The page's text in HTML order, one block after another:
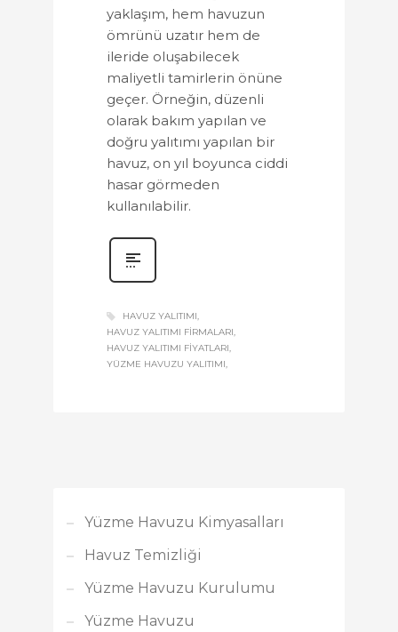
yaklaşım, hem havuzun
ömrünü uzatır hem de
ileride oluşabilecek
maliyetli tamirlerin önüne
geçer. Örneğin, düzenli
olarak bakım yapılan ve
doğru yalıtımı yapılan bir
havuz, on yıl boyunca ciddi
hasar görmeden
kullanılabilir.
HAVUZ YALITIMI
HAVUZ YALITIMI FIRMALARI
HAVUZ YALITIMI FIYATLARI
YÜZME HAVUZU YALITIMI
Yüzme Havuzu Kimyasalları
Havuz Temizliği
Yüzme Havuzu Kurulumu
Yüzme Havuzu